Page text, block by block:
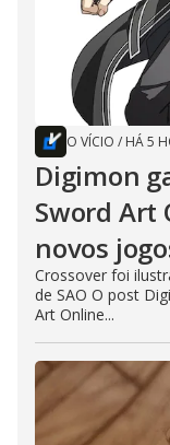
O VÍCIO / HÁ 5
Digimon
Sword Art
novos
Crossover foi
de SAO O post
Art Online...